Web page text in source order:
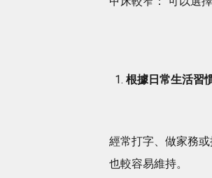
根據日常生活習
經常打字、做家務
也較容易維持。